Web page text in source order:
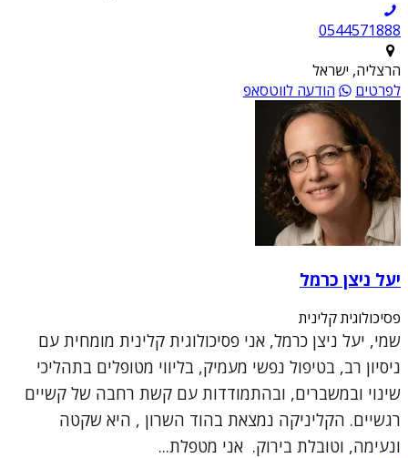
0544571888
הרצליה, ישראל
לפרטים
הודעה לווטסאפ
יעל ניצן כרמל
פסיכולוגית קלינית
שמי, יעל ניצן כרמל, אני פסיכולוגית קלינית מומחית עם
ניסיון רב, בטיפול נפשי מעמיק, בליווי מטופלים בתהליכי
שינוי ובמשברים, ובהתמודדות עם קשת רחבה של קשיים
רגשיים. הקליניקה נמצאת בהוד השרון , היא שקטה
ונעימה, וטובלת בירוק. אני מטפלת...